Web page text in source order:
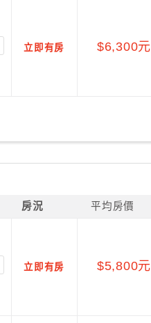
立即有房 $6,300元
房況 平均房價
立即有房 $5,800元